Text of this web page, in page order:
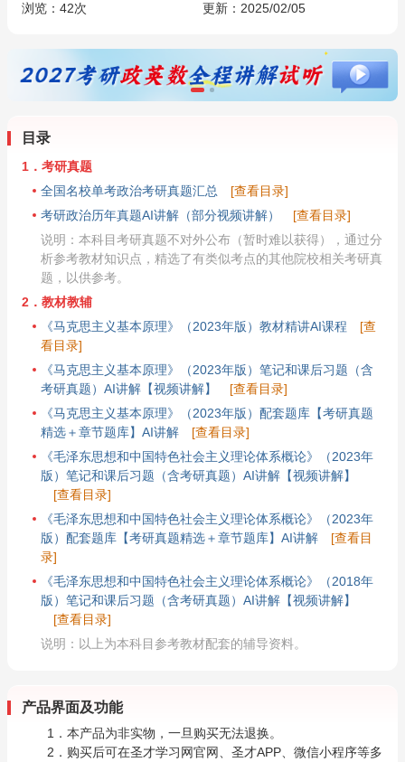
浏览： 42次 更新：2025/02/05
目录
1．考研真题
全国名校单考政治考研真题汇总
[查看目录]
考研政治历年真题AI讲解（部分视频讲解）
[查看目录]
说明：本科目考研真题不对外公布（暂时难以获得），通过分
析参考教材知识点，精选了有类似考点的其他院校相关考研真
题，以供参考。
2．教材教辅
《马克思主义基本原理》（2023年版）教材精讲AI课程
[查
看目录]
《马克思主义基本原理》（2023年版）笔记和课后习题（含
考研真题）AI讲解【视频讲解】
[查看目录]
《马克思主义基本原理》（2023年版）配套题库【考研真题
精选＋章节题库】AI讲解
[查看目录]
《毛泽东思想和中国特色社会主义理论体系概论》（2023年
版）笔记和课后习题（含考研真题）AI讲解【视频讲解】
[查看目录]
《毛泽东思想和中国特色社会主义理论体系概论》（2023年
版）配套题库【考研真题精选＋章节题库】AI讲解
[查看目
录]
《毛泽东思想和中国特色社会主义理论体系概论》（2018年
版）笔记和课后习题（含考研真题）AI讲解【视频讲解】
[查看目录]
说明：以上为本科目参考教材配套的辅导资料。
产品界面及功能
1．本产品为非实物，一旦购买无法退换。
2．购买后可在圣才学习网官网、圣才APP、微信小程序等多